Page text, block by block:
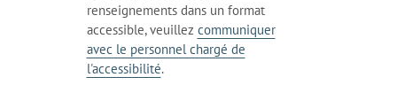
renseignements dans un format
accessible, veuillez communiquer
avec le personnel chargé de
l'accessibilité.